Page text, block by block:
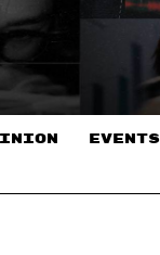
EVENTS